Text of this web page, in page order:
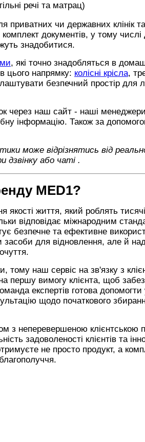
речі та матрац)
приватних чи державних клінік
документів, у тому числі
знадобитися.
, які точно знадобляться в
цього напрямку: колісні крісла,
безпечний простір для
через наш сайт - наші менеджери
інформацію. Також за
може відрізнятись від
або чаті .
MED1?
якості життя, який роблять
відповідає міжнародним
безпечне та ефективне
засоби для відновлення, але й
тому наш сервіс на зв'язку з
першу вимогу клієнта, щоб
експертів готова допомогти
щодо початкового
з неперевершеною клієнтською
задоволеності клієнтів та
не просто продукт, а